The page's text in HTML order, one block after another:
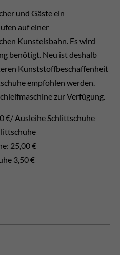
und Gäste ein
auf einer
Kunsteisbahn. Es wird
benötigt. Neu ist deshalb
Kunststoffbeschaffenheit
empfohlen werden.
zur Verfügung.
€/ Ausleihe Schlittschuhe
25,00 €
3,50 €